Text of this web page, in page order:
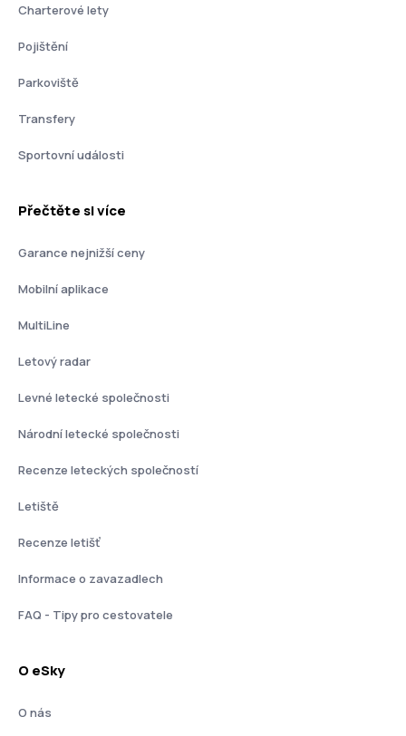
Charterové lety
Pojištění
Parkoviště
Transfery
Sportovní události
Přečtěte si více
Garance nejnižší ceny
Mobilní aplikace
MultiLine
Letový radar
Levné letecké společnosti
Národní letecké společnosti
Recenze leteckých společností
Letiště
Recenze letišť
Informace o zavazadlech
FAQ - Tipy pro cestovatele
O eSky
O nás